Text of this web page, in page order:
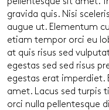
gravida quis. Nisi
augue ut. Elementum
etiam tempor orci eu
at quis risus sed
egestas sed sed risus
egestas erat imperdiet.
amet. Lacus sed turpis
orci nulla pellentesque